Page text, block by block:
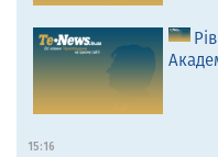
15:16